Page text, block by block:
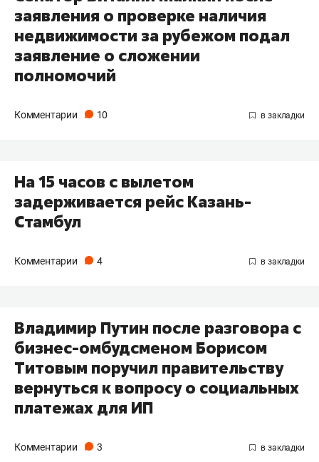
заявления о проверке наличия
недвижимости за рубежом подал
заявление о сложении
полномочий
Комментарии 10
На 15 часов с вылетом
задерживается рейс Казань-
Стамбул
Комментарии 4
Владимир Путин после разговора с
бизнес-омбудсменом Борисом
Титовым поручил правительству
вернуться к вопросу о социальных
платежах для ИП
Комментарии 3